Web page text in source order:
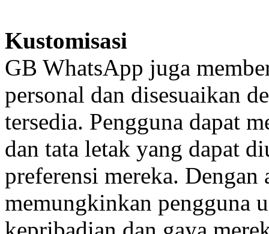
Kustomisasi
GB WhatsApp juga
personal dan disesuaikan
tersedia. Pengguna dapat
dan tata letak yang dapat
preferensi mereka.
memungkinkan pengguna